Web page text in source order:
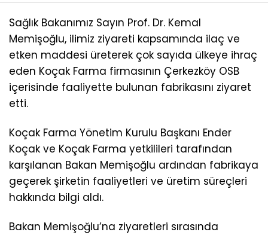
Sağlık Bakanımız Sayın Prof. Dr. Kemal
Memişoğlu, ilimiz ziyareti kapsamında ilaç ve
etken maddesi üreterek çok sayıda ülkeye ihraç
eden Koçak Farma firmasının Çerkezköy OSB
içerisinde faaliyette bulunan fabrikasını ziyaret
etti.
Koçak Farma Yönetim Kurulu Başkanı Ender
Koçak ve Koçak Farma yetkilileri tarafından
karşılanan Bakan Memişoğlu ardından fabrikaya
geçerek şirketin faaliyetleri ve üretim süreçleri
hakkında bilgi aldı.
Bakan Memişoğlu’na ziyaretleri sırasında